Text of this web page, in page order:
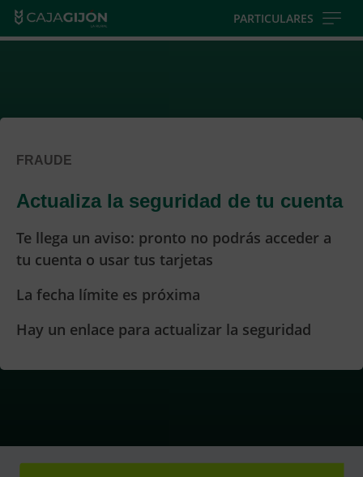
PARTICULARES
FRAUDE
Actualiza la seguridad de tu cuenta
Te llega un aviso: pronto no podrás acceder a
tu cuenta o usar tus tarjetas
La fecha límite es próxima
Hay un enlace para actualizar la seguridad